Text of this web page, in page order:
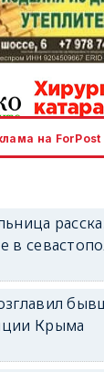
на ForPost
в
Крыма